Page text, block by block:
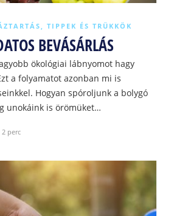
, TIPPEK ÉS TRÜKKÖK
BEVÁSÁRLÁS
ökológiai lábnyomot hagy
a folyamatot azonban mi is
Hogyan spóroljunk a bolygó
unokáink is örömüket…
2 perc